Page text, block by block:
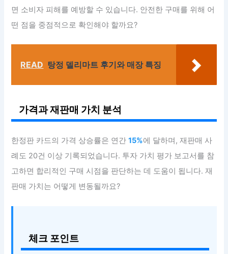
면 소비자 피해를 예방할 수 있습니다. 안전한 구매를 위해 어
떤 점을 중점적으로 확인해야 할까요?
READ 탕정 델리마트 후기와 매장 특징
가격과 재판매 가치 분석
한정판 카드의 가격 상승률은 연간15%에 달하며, 재판매 사
례도 20건 이상 기록되었습니다. 투자 가치 평가 보고서를 참
고하면 합리적인 구매 시점을 판단하는 데 도움이 됩니다. 재
판매 가치는 어떻게 변동될까요?
체크 포인트